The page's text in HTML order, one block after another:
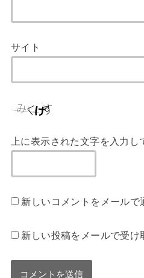
サイト
上に表示された文字を入力し
新しいコメントをメールで
新しい投稿をメールで受け